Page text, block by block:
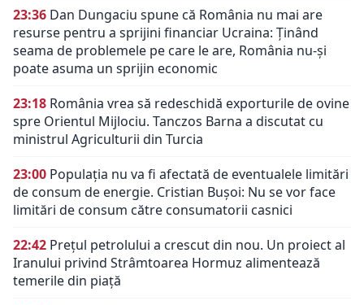
23:36 Dan Dungaciu spune că România nu mai are
resurse pentru a sprijini financiar Ucraina: Ținând
seama de problemele pe care le are, România nu-și
poate asuma un sprijin economic
23:18 România vrea să redeschidă exporturile de ovine
spre Orientul Mijlociu. Tanczos Barna a discutat cu
ministrul Agriculturii din Turcia
23:00 Populația nu va fi afectată de eventualele limitări
de consum de energie. Cristian Bușoi: Nu se vor face
limitări de consum către consumatorii casnici
22:42 Prețul petrolului a crescut din nou. Un proiect al
Iranului privind Strâmtoarea Hormuz alimentează
temerile din piață